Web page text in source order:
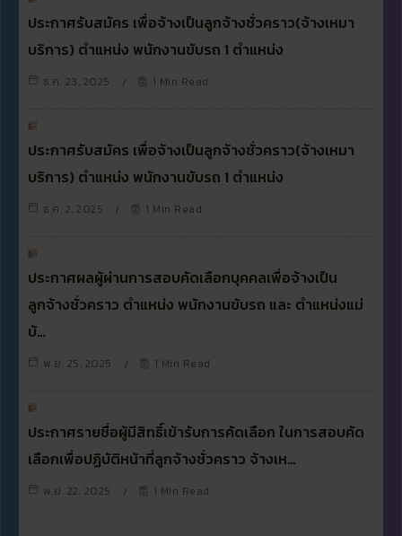
ประกาศรับสมัคร เพื่อจ้างเป็นลูกจ้างชั่วคราว(จ้างเหมา
บริการ) ตำแหน่ง พนักงานขับรถ 1 ตำแหน่ง
ธ.ค. 23, 2025 1 Min Read
ประกาศรับสมัคร เพื่อจ้างเป็นลูกจ้างชั่วคราว(จ้างเหมา
บริการ) ตำแหน่ง พนักงานขับรถ 1 ตำแหน่ง
ธ.ค. 2, 2025 1 Min Read
ประกาศผลผู้ผ่านการสอบคัดเลือกบุคคลเพื่อจ้างเป็น
ลูกจ้างชั่วคราว ตำแหน่ง พนักงานขับรถ และ ตำแหน่งแม่
บ้…
พ.ย. 25, 2025 1 Min Read
ประกาศรายชื่อผู้มีสิทธิ์เข้ารับการคัดเลือก ในการสอบคัด
เลือกเพื่อปฏิบัติหน้าที่ลูกจ้างชั่วคราว จ้างเห…
พ.ย. 22, 2025 1 Min Read